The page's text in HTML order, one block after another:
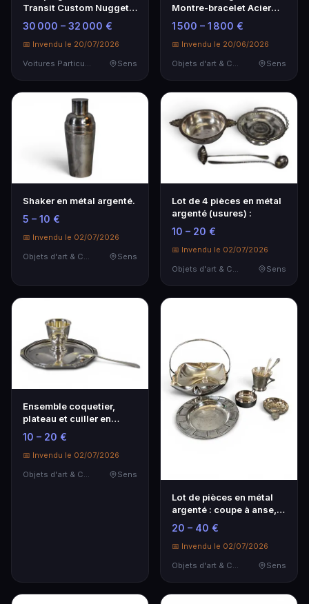
Transit Custom Nugget
Plus Westfalia 320 L1
30 000 – 32 000 €
📅 Invendu le 20/07/2026
Voitures Particulières
Sens
Montre-bracelet Acier
Tonneau - Élégance et
Précision
1 500 – 1 800 €
📅 Invendu le 20/06/2026
Objets d'art & Curiosités
Sens
Shaker en métal argenté.
5 – 10 €
📅 Invendu le 02/07/2026
Objets d'art & Curiosités
Sens
Lot de 4 pièces en métal
argenté (usures) :
10 – 20 €
📅 Invendu le 02/07/2026
Objets d'art & Curiosités
Sens
Ensemble coquetier,
plateau et cuiller en
métal argenté.
10 – 20 €
📅 Invendu le 02/07/2026
Objets d'art & Curiosités
Sens
Lot de pièces en métal
argenté : coupe à anse,
verseuse, tas…
20 – 40 €
📅 Invendu le 02/07/2026
Objets d'art & Curiosités
Sens